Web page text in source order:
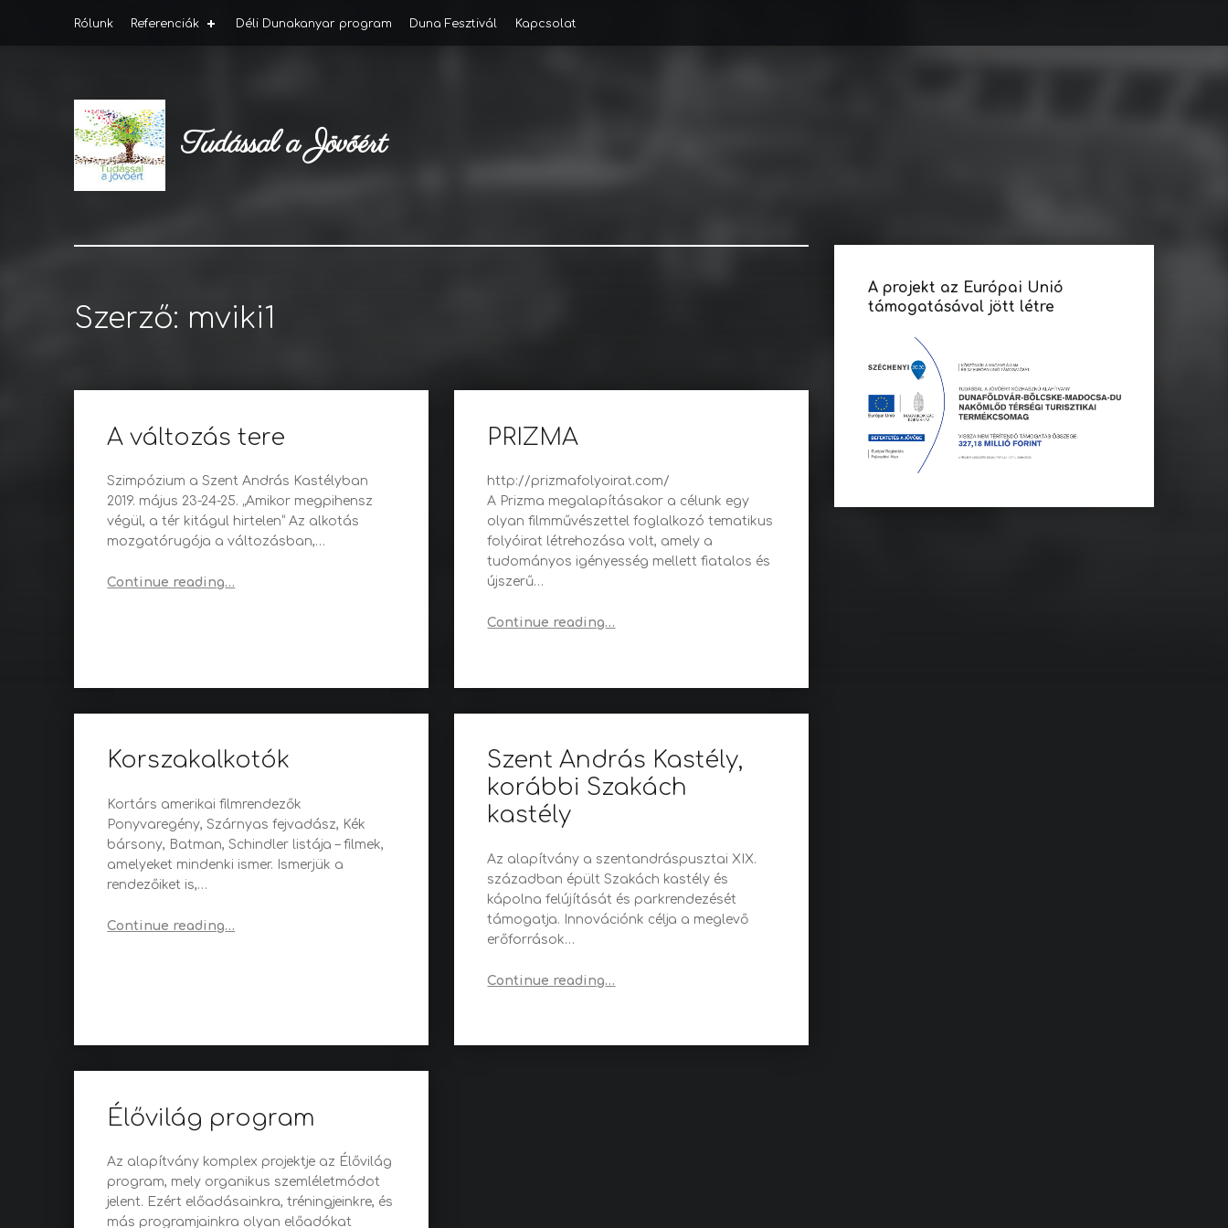
Rólunk Referenciák Déli Dunakanyar program Duna Fesztivál Kapcsolat
Tudással a Jövőért
Szerző: mviki1
A változás tere
Szimpózium a Szent András Kastélyban
2019. május 23-24-25. „Amikor megpihensz
végül, a tér kitágul hirtelen” Az alkotás
mozgatórugója a változásban,…
Continue reading…
PRIZMA
http://prizmafolyoirat.com/
A Prizma megalapításakor a célunk egy
olyan filmművészettel foglalkozó tematikus
folyóirat létrehozása volt, amely a
tudományos igényesség mellett fiatalos és
újszerű…
Continue reading…
Korszakalkotók
Kortárs amerikai filmrendezők
Ponyvaregény, Szárnyas fejvadász, Kék
bársony, Batman, Schindler listája – filmek,
amelyeket mindenki ismer. Ismerjük a
rendezőiket is,…
Continue reading…
Szent András Kastély,
korábbi Szakách
kastély
Az alapítvány a szentandráspusztai XIX.
században épült Szakách kastély és
kápolna felújítását és parkrendezését
támogatja. Innovációnk célja a meglevő
erőforrások…
Continue reading…
Élővilág program
Az alapítvány komplex projektje az Élővilág
program, mely organikus szemléletmódot
jelent. Ezért előadásainkra, tréningjeinkre, és
más programjainkra olyan előadókat
A projekt az Európai Unió
támogatásával jött létre